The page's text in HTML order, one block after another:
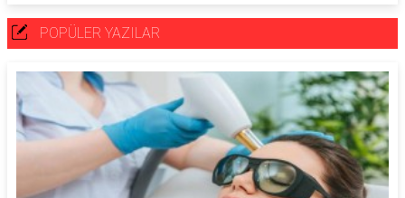
POPÜLER YAZILAR